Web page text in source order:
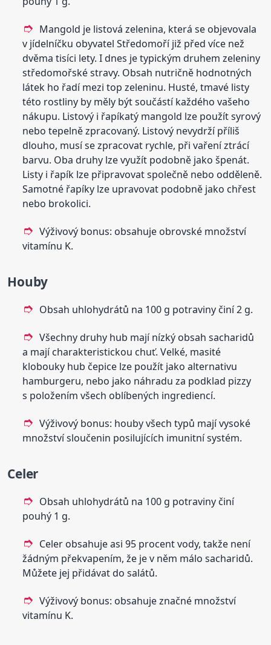
Mangold je listová zelenina, která se objevovala
v jídelníčku obyvatel Středomoří již před více než
dvěma tisíci lety. I dnes je typickým druhem zeleniny
středomořské stravy. Obsah nutričně hodnotných
látek ho řadí mezi top zeleninu. Husté, tmavé listy
této rostliny by měly být součástí každého vašeho
nákupu. Listový i řapíkatý mangold lze použít syrový
nebo tepelně zpracovaný. Listový nevydrží příliš
dlouho, musí se zpracovat rychle, při vaření ztrácí
barvu. Oba druhy lze využít podobně jako špenát.
Listy i řapík lze připravovat společně nebo odděleně.
Samotné řapíky lze upravovat podobně jako chřest
nebo brokolici.
Výživový bonus: obsahuje obrovské množství
vitamínu K.
Houby
Obsah uhlohydrátů na 100 g potraviny činí 2 g.
Všechny druhy hub mají nízký obsah sacharidů
a mají charakteristickou chuť. Velké, masité
klobouky hub čepice lze použít jako alternativu
hamburgeru, nebo jako náhradu za podklad pizzy
s položením všech oblíbených ingrediencí.
Výživový bonus: houby všech typů mají vysoké
množství sloučenin posilujících imunitní systém.
Celer
Obsah uhlohydrátů na 100 g potraviny činí
pouhý 1 g.
Celer obsahuje asi 95 procent vody, takže není
žádným překvapením, že je v něm málo sacharidů.
Můžete jej přidávat do salátů.
Výživový bonus: obsahuje značné množství
vitamínu K.